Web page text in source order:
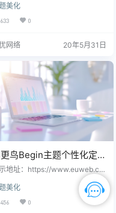
画； 2、添加了背景阴影； 3、
了鼠标划过选中颜色。 修改教
】 3、找到【自定义样式】，添
美化
633 0
网络 20年5月31日
鸟Begin主题个性化定制
航样式高度修改
地址：https://www.euweb.cn
改说明： 1、修改了主导航的高度
、添加了主导航背景阴
3、修改了鼠标划过 变化颜色和
颜色。 修改教程： 1、进入网
美化
456 0